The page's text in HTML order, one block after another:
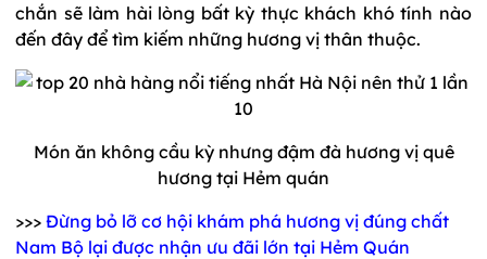
chắn sẽ làm hài lòng bất kỳ thực khách khó tính nào
đến đây để tìm kiếm những hương vị thân thuộc.
Món ăn không cầu kỳ nhưng đậm đà hương vị quê
hương tại Hẻm quán
>>> Đừng bỏ lỡ cơ hội khám phá hương vị đúng chất
Nam Bộ lại được nhận ưu đãi lớn tại Hẻm Quán